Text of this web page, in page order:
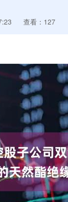
查看：127